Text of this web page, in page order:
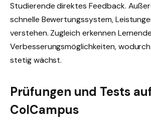
Studierende direktes Feedback.
schnelle Bewertungssystem,
verstehen. Zugleich erkennen Lernende
Verbesserungsmöglichkeiten,
stetig wächst.
Prüfungen und Tests
ColCampus